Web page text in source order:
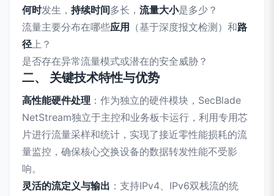
何时发生， 持续时间多长， 流量大小是多少？
流量主要分布在哪些应用 （基于深度报文检测）和路
径上？
是否存在异常流量模式或潜在的安全威胁？
二、 关键技术特性与优势
高性能硬件处理 ：作为独立的硬件模块，SecBlade
NetStream独立于主控和业务板卡运行，利用专用芯
片进行流量采样和统计，实现了接近零性能损耗的流
量监控，确保核心交换设备的数据转发性能不受影
响。
灵活的流定义与输出 ：支持IPv4、IPv6双栈流的统